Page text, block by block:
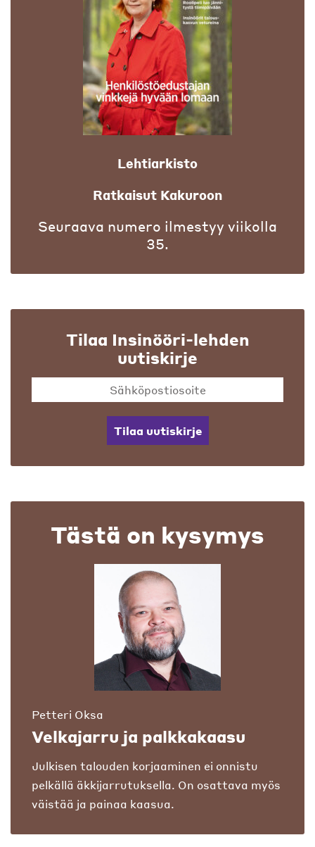
Lehtiarkisto
Ratkaisut Kakuroon
Seuraava numero ilmestyy viikolla
35.
Tilaa Insinööri-lehden
uutiskirje
Tilaa uutiskirje
Tästä on kysymys
Petteri Oksa
Velkajarru ja palkkakaasu
Julkisen talouden korjaaminen ei onnistu
pelkällä äkkijarrutuksella. On osattava myös
väistää ja painaa kaasua.